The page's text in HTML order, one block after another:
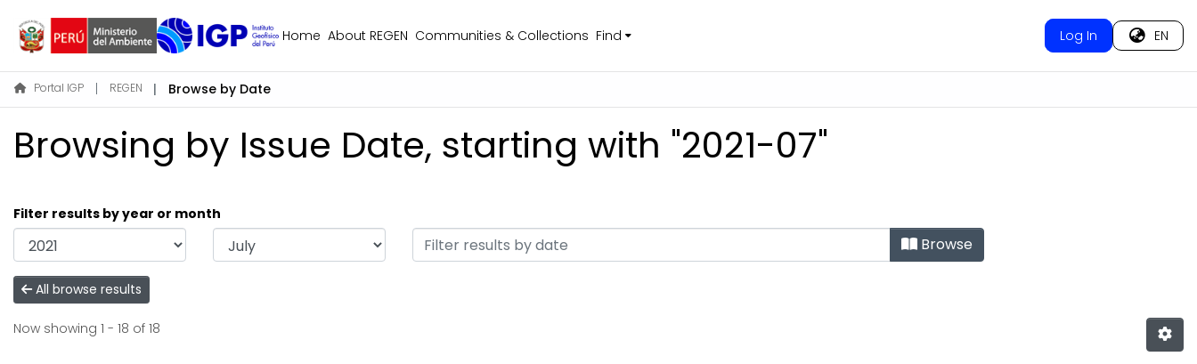
Home About REGEN Communities & Collections Find Log In EN
Portal IGP REGEN Browse by Date
Browsing by Issue Date, starting with "2021-07"
Filter results by year or month
Browse
All browse results
Now showing 1 - 18 of 18